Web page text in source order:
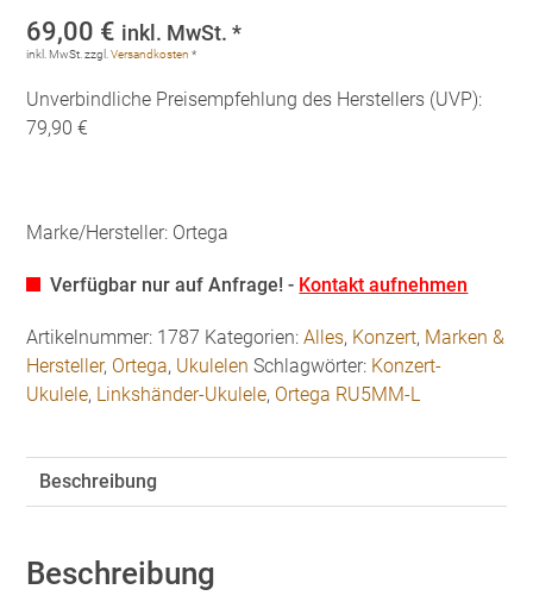
69,00 € inkl. MwSt. *
inkl. MwSt. zzgl.Versandkosten *
Unverbindliche Preisempfehlung des Herstellers (UVP):
79,90 €
Marke/Hersteller: Ortega
Verfügbar nur auf Anfrage! - Kontakt aufnehmen
Artikelnummer: 1787 Kategorien:Alles, Konzert, Marken &
Hersteller, Ortega, Ukulelen Schlagwörter: Konzert-
Ukulele, Linkshänder-Ukulele, Ortega RU5MM-L
Beschreibung
Beschreibung